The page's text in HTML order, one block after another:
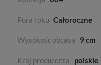
Pora roku Całoroczne
Wysokość obcasa 9 cm
Kraj producenta polskie